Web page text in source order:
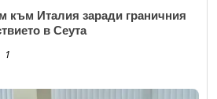
към Италия заради граничния
в Сеута
1